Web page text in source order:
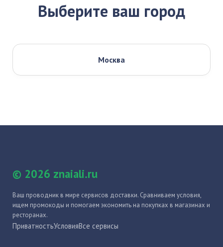
Выберите ваш город
Москва
© 2026 znaiali.ru
Ваш проводник в мире сервисов доставки. Сравниваем условия,
ищем промокоды и помогаем экономить на покупках в магазинах и
ресторанах.
ПриватностьУсловияВсе сервисы